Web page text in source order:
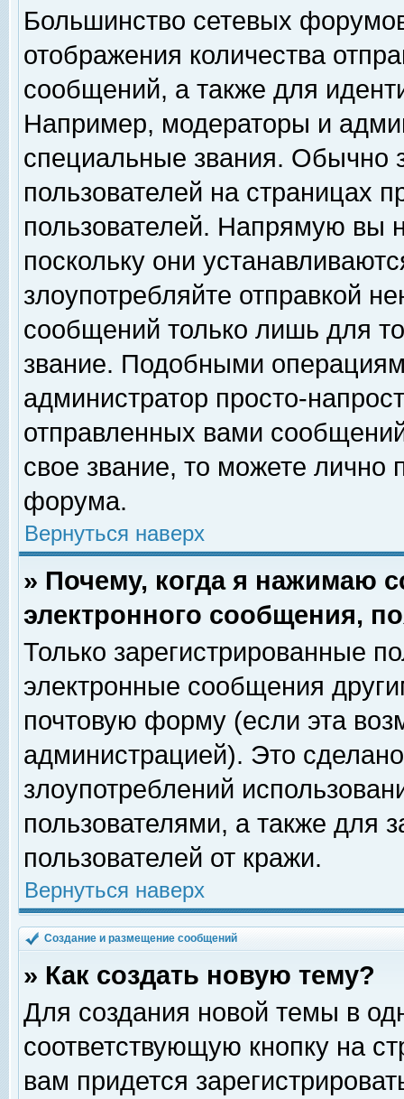
Большинство сетевых
отображения количества
сообщений, а также для
Например, модераторы и
специальные звания. Обычно
пользователей на страницах
пользователей. Напрямую вы
поскольку они
злоупотребляйте отправкой
сообщений только лишь для
звание. Подобными
администратор просто-
отправленных вами
свое звание, то можете лично
форума.
Вернуться наверх
» Почему, когда я нажимаю
электронного сообщения,
Только зарегистрированные
электронные сообщения
почтовую форму (если эта
администрацией). Это
злоупотреблений
пользователями, а также для
пользователей от кражи.
Вернуться наверх
Создание и размещение сообщений
» Как создать новую тему?
Для создания новой темы в
соответствующую кнопку на
вам придется